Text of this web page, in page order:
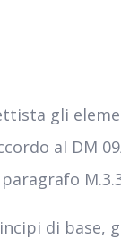
gli
al DM
di base,